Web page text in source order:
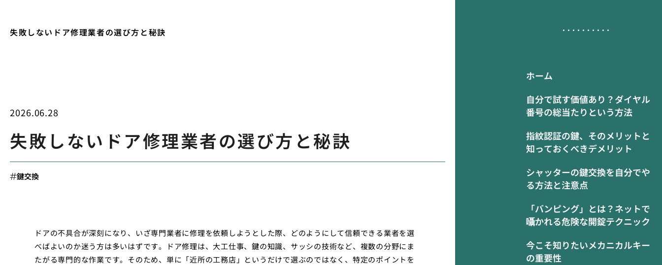
失敗しないドア修理業者の選び方と秘訣
ホーム
自分で試す価値あり？ダイヤル
番号の総当たりという方法
指紋認証の鍵、そのメリットと
知っておくべきデメリット
シャッターの鍵交換を自分でや
る方法と注意点
「バンピング」とは？ネットで
囁かれる危険な開錠テクニック
今こそ知りたいメカニカルキー
の重要性
2026.06.28
失敗しないドア修理業者の選び方と秘訣
鍵交換
ドアの不具合が深刻になり、いざ専門業者に修理を依頼しようとした際、どのようにして信頼できる業者を選
べばよいのか迷う方は多いはずです。ドア修理は、大工仕事、鍵の知識、サッシの技術など、複数の分野にま
たがる専門的な作業です。そのため、単に「近所の工務店」というだけで選ぶのではなく、特定のポイントを